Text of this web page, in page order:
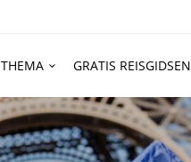
THEMA GRATIS REISGIDSEN